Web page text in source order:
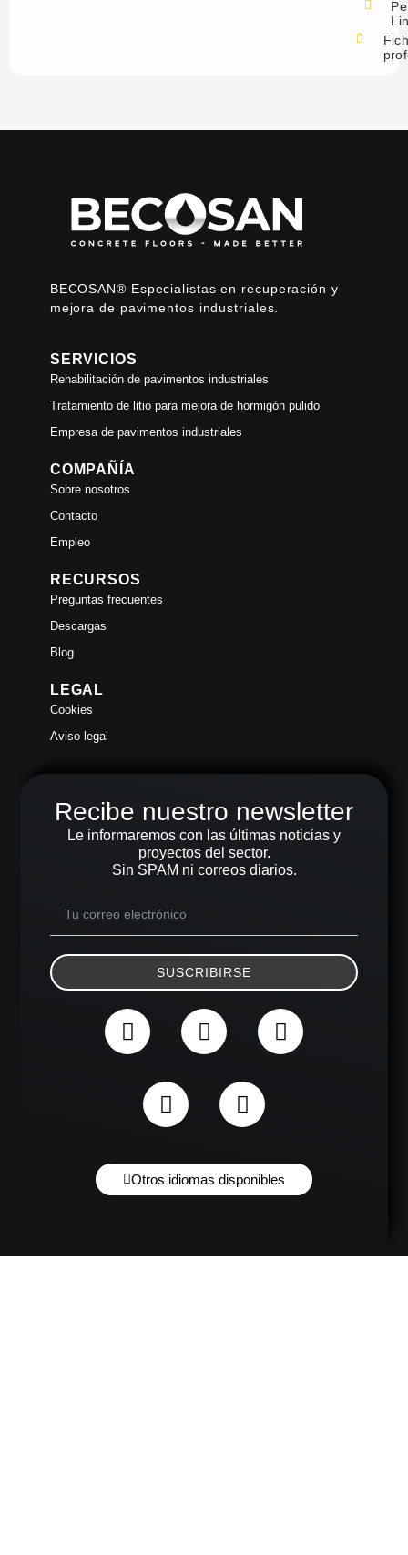
BECOSAN® Especialistas en recuperación y
mejora de pavimentos industriales.
SERVICIOS
Rehabilitación de pavimentos industriales
Tratamiento de litio para mejora de hormigón pulido
Empresa de pavimentos industriales
COMPAÑÍA
Sobre nosotros
Contacto
Empleo
RECURSOS
Preguntas frecuentes
Descargas
Blog
LEGAL
Cookies
Aviso legal
Recibe nuestro newsletter
Le informaremos con las últimas noticias y
proyectos del sector.
Sin SPAM ni correos diarios.
SUSCRIBIRSE
Otros idiomas disponibles